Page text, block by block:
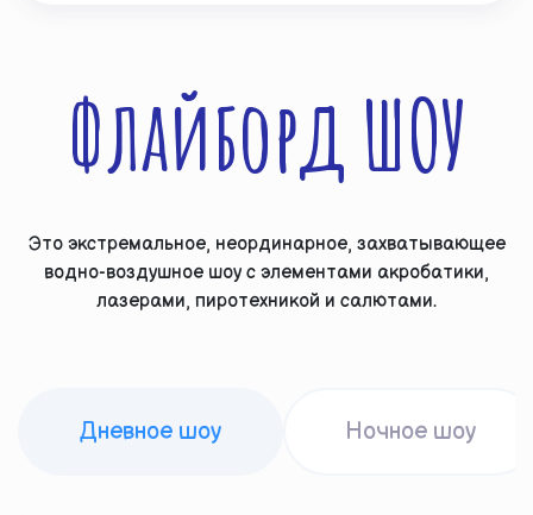
Флайборд ШОУ
Это экстремальное, неординарное, захватывающее
водно-воздушное шоу с элементами акробатики,
лазерами, пиротехникой и салютами.
Дневное шоу Ночное шоу